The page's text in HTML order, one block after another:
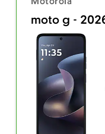
moto g -